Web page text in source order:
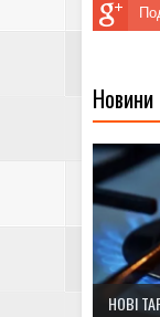
Новини
НОВІ